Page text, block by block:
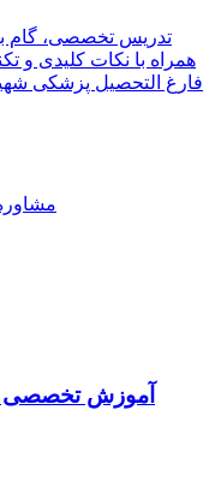
تدریس تخصصی، گام
همراه با نکات کلیدی و
فارغ التحصیل پزشکی
آموزش تخصصی